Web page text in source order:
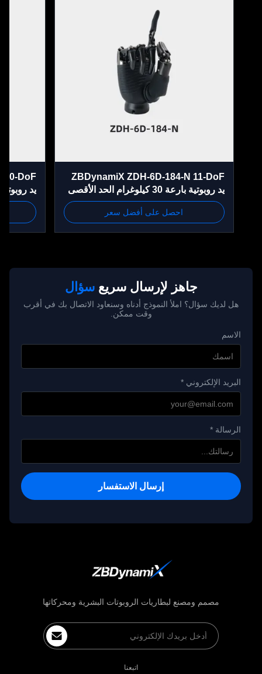
ZBDynamiX ZDH-6D-184-N 11-DoF
يد روبوتية بارعة 30 كيلوغرام الحد الأقصى
للحمولة
احصل على أفضل سعر
N 20-DoF
قوة القبض، CAN FD الاتصال
جاهز لإرسال سريعسؤال
هل لديك سؤال؟ املأ النموذج أدناه وسنعاود الاتصال بك في أقرب
وقت ممكن.
البريد الإلكتروني *
الرسالة *
إرسال الاستفسار
مصمم ومصنع لبطاريات الروبوتات البشرية ومحركاتها